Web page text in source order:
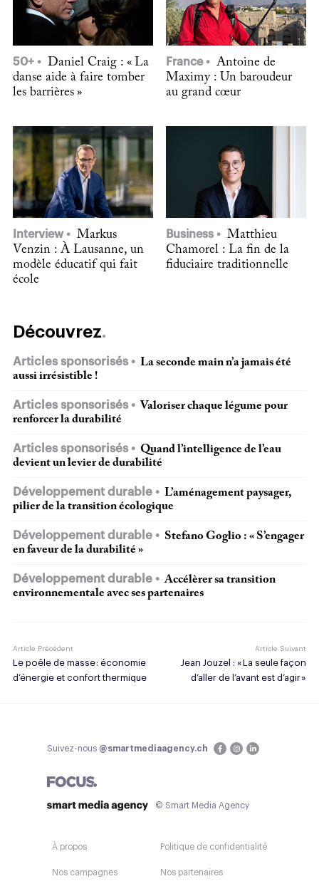
50+
Daniel Craig : « La
danse aide à faire tomber
les barrières »
France
Antoine de
Maximy : Un baroudeur
au grand cœur
Interview
Markus
Venzin : À Lausanne, un
modèle éducatif qui fait
école
Business
Matthieu
Chamorel : La fin de la
fiduciaire traditionnelle
Découvrez
Articles sponsorisés
La seconde main n’a jamais été
aussi irrésistible !
Articles sponsorisés
Valoriser chaque légume pour
renforcer la durabilité
Articles sponsorisés
Quand l’intelligence de l’eau
devient un levier de durabilité
Développement durable
L’aménagement paysager,
pilier de la transition écologique
Développement durable
Stefano Goglio : « S’engager
en faveur de la durabilité »
Développement durable
Accélèrer sa transition
environnementale avec ses partenaires
Article Précédent
Le poêle de masse : économie
d’énergie et confort thermique
Article Suivant
Jean Jouzel : « La seule façon
d’aller de l’avant est d’agir »
Suivez-nous @smartmediaagency.ch
© Smart Media Agency
À propos
Nos campagnes
Politique de confidentialité
Nos partenaires